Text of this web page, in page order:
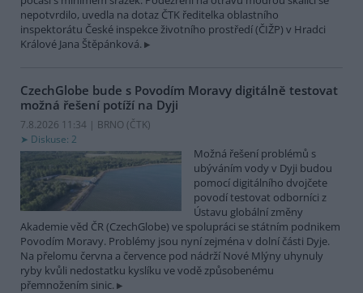
nepotvrdilo, uvedla na dotaz ČTK ředitelka oblastního
inspektorátu České inspekce životního prostředí (ČIŽP) v Hradci
Králové Jana Štěpánková.
CzechGlobe bude s Povodím Moravy digitálně testovat
možná řešení potíží na Dyji
7.8.2026 11:34 | BRNO (ČTK)
Diskuse: 2
Možná řešení problémů s
ubýváním vody v Dyji budou
pomocí digitálního dvojčete
povodí testovat odborníci z
Ústavu globální změny
Akademie věd ČR (CzechGlobe) ve spolupráci se státním podnikem
Povodím Moravy. Problémy jsou nyní zejména v dolní části Dyje.
Na přelomu června a července pod nádrží Nové Mlýny uhynuly
ryby kvůli nedostatku kyslíku ve vodě způsobenému
přemnožením sinic.